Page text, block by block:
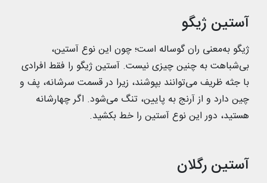
آستین ژیگو
ژیگو به‌معنی ران گوساله است؛ چون این نوع آستین،
بی‌شباهت به چنین چیزی نیست. آستین ژیگو را فقط افرادی
با جثه ظریف می‌توانند بپوشند، زیرا در قسمت سرشانه، پف و
چین دارد و از آرنج به پایین، تنگ می‌شود. اگر چهارشانه
هستید، دور این نوع آستین را خط بکشید.
آستین رگلان